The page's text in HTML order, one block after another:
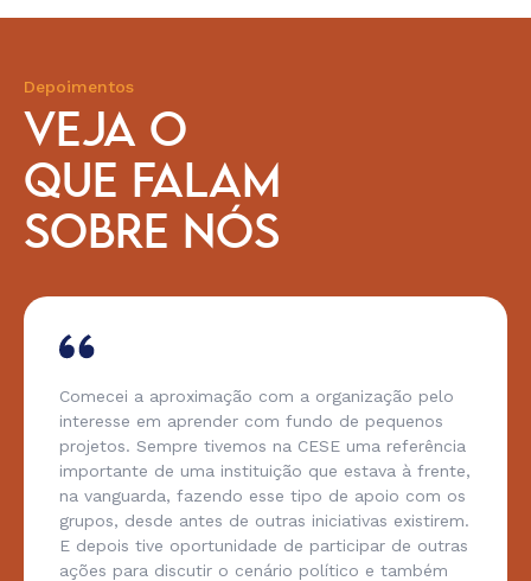
Depoimentos
VEJA O
QUE FALAM
SOBRE NÓS
Comecei a aproximação com a organização pelo
interesse em aprender com fundo de pequenos
projetos. Sempre tivemos na CESE uma referência
importante de uma instituição que estava à frente,
na vanguarda, fazendo esse tipo de apoio com os
grupos, desde antes de outras iniciativas existirem.
E depois tive oportunidade de participar de outras
ações para discutir o cenário político e também